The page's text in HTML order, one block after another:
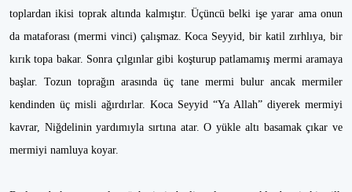
toplardan ikisi toprak altında kalmıştır. Üçüncü belki işe yarar ama onun
da mataforası (mermi vinci) çalışmaz. Koca Seyyid, bir katil zırhlıya, bir
kırık topa bakar. Sonra çılgınlar gibi koşturup patlamamış mermi aramaya
başlar. Tozun toprağın arasında üç tane mermi bulur ancak mermiler
kendinden üç misli ağırdırlar. Koca Seyyid “Ya Allah” diyerek mermiyi
kavrar, Niğdelinin yardımıyla sırtına atar. O yükle altı basamak çıkar ve
mermiyi namluya koyar.